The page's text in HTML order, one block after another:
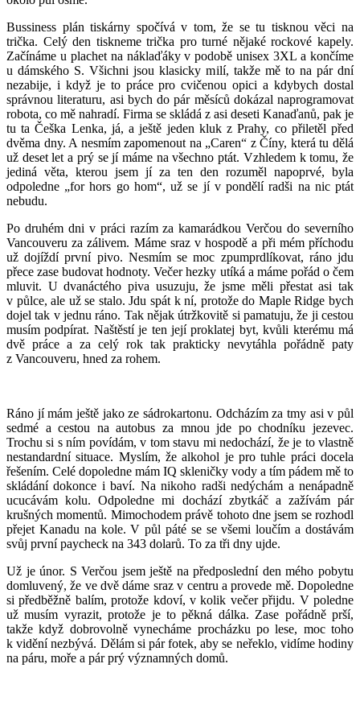
Bussiness plán tiskárny spočívá v tom, že se tu tisknou věci na
trička. Celý den tiskneme trička pro turné nějaké rockové kapely.
Začínáme u plachet na náklaďáky v podobě unisex 3XL a končíme
u dámského S. Všichni jsou klasicky milí, takže mě to na pár dní
nezabije, i když je to práce pro cvičenou opici a kdybych dostal
správnou literaturu, asi bych do pár měsíců dokázal naprogramovat
robota, co mě nahradí. Firma se skládá z asi deseti Kanaďanů, pak je
tu ta Češka Lenka, já, a ještě jeden kluk z Prahy, co přiletěl před
dvěma dny. A nesmím zapomenout na „Caren“ z Číny, která tu dělá
už deset let a prý se jí máme na všechno ptát. Vzhledem k tomu, že
jediná věta, kterou jsem jí za ten den rozuměl napoprvé, byla
odpoledne „for hors go hom“, už se jí v pondělí radši na nic ptát
nebudu.
Po druhém dni v práci razím za kamarádkou Verčou do severního
Vancouveru za zálivem. Máme sraz v hospodě a při mém příchodu
už dojíždí první pivo. Nesmím se moc zpumprdlíkovat, ráno jdu
přece zase budovat hodnoty. Večer hezky utíká a máme pořád o čem
mluvit. U dvanáctého piva usuzuju, že jsme měli přestat asi tak
v půlce, ale už se stalo. Jdu spát k ní, protože do Maple Ridge bych
dojel tak v jednu ráno. Tak nějak útržkovitě si pamatuju, že ji cestou
musím podpírat. Naštěstí je ten její proklatej byt, kvůli kterému má
dvě práce a za celý rok tak prakticky nevytáhla pořádně paty
z Vancouveru, hned za rohem.
Ráno jí mám ještě jako ze sádrokartonu. Odcházím za tmy asi v půl
sedmé a cestou na autobus za mnou jde po chodníku jezevec.
Trochu si s ním povídám, v tom stavu mi nedochází, že je to vlastně
nestandardní situace. Myslím, že alkohol je pro tuhle práci docela
řešením. Celé dopoledne mám IQ skleničky vody a tím pádem mě to
skládání dokonce i baví. Na nikoho radši nedýchám a nenápadně
ucucávám kolu. Odpoledne mi dochází zbytkáč a zažívám pár
krušných momentů. Mimochodem právě tohoto dne jsem se rozhodl
přejet Kanadu na kole. V půl páté se se všemi loučím a dostávám
svůj první paycheck na 343 dolarů. To za tři dny ujde.
Už je únor. S Verčou jsem ještě na předposlední den mého pobytu
domluvený, že ve dvě dáme sraz v centru a provede mě. Dopoledne
si předběžně balím, protože kdoví, v kolik večer přijdu. V poledne
už musím vyrazit, protože je to pěkná dálka. Zase pořádně prší,
takže když dobrovolně vynecháme procházku po lese, moc toho
k vidění nezbývá. Dělám si pár fotek, aby se neřeklo, vidíme hodiny
na páru, moře a pár prý významných domů.